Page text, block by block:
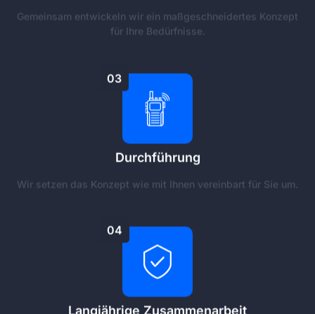
Gemeinsam entwickeln wir ein maßgeschneidertes Konzept
für Ihre Bedürfnisse.
03
Durchführung
Wir setzen das Konzept wie mit Ihnen vereinbart für Sie um.
04
Langjährige Zusammenarbeit